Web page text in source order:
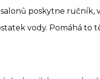
salonů poskytne
vody. Pomáhá to